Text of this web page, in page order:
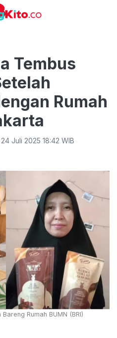
Tembus
Rumah
24 Juli 2025 18:42 WIB
Rumah BUMN (BRI)